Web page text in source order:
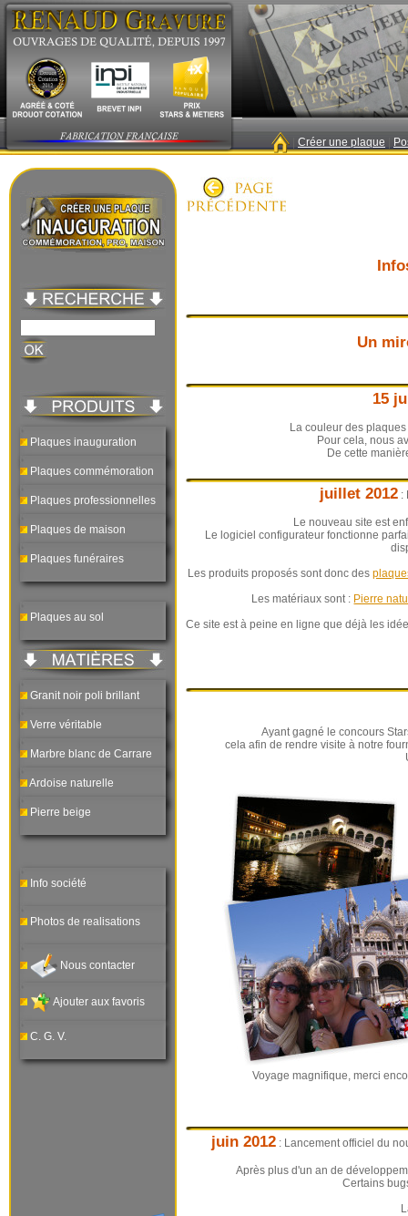
Créer une plaque
Plaques inauguration
Plaques commémoration
Plaques professionnelles
Plaques de maison
Plaques funéraires
Plaques au sol
Granit noir poli brillant
Verre véritable
Marbre blanc de Carrare
Ardoise naturelle
Pierre beige
Info société
Photos de realisations
Nous contacter
Ajouter aux favoris
C. G. V.
Un
15
La couleur des
Pour cela, nous
De cette
juillet 2012 :
Le nouveau site est
Le logiciel configurateur fonctionne
Les produits proposés sont donc des
Les matériaux sont : Pierre
Ce site est à peine en ligne que déjà les
Ayant gagné le concours
cela afin de rendre visite à notre
Voyage magnifique, merci
juin 2012 : Lancement officiel du
Après plus d'un an de
Certains